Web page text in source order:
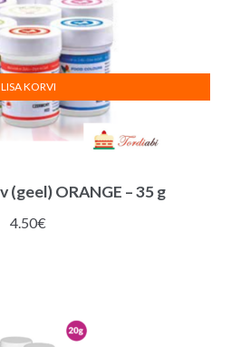
(geel) ORANGE – 35 g
4.50€
LISA KORVI